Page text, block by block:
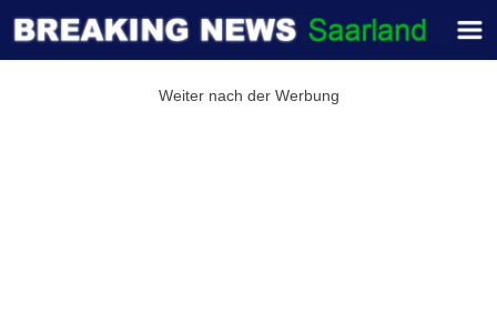
Weiter nach der Werbung